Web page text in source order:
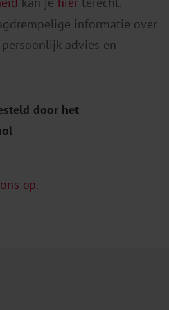
door het
op.
informatie over
advies en